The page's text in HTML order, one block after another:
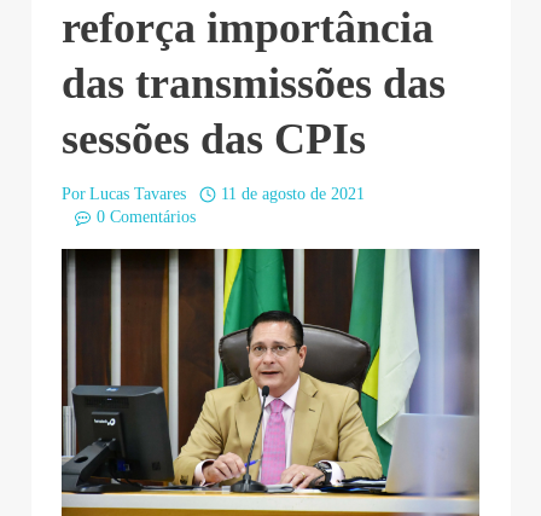
reforça importância
das transmissões das
sessões das CPIs
Por Lucas Tavares
11 de agosto de 2021
0 Comentários